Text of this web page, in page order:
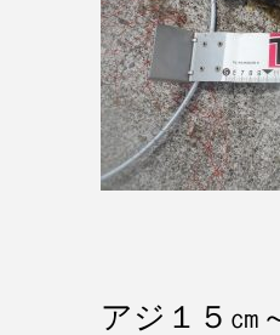
アジ１５㎝